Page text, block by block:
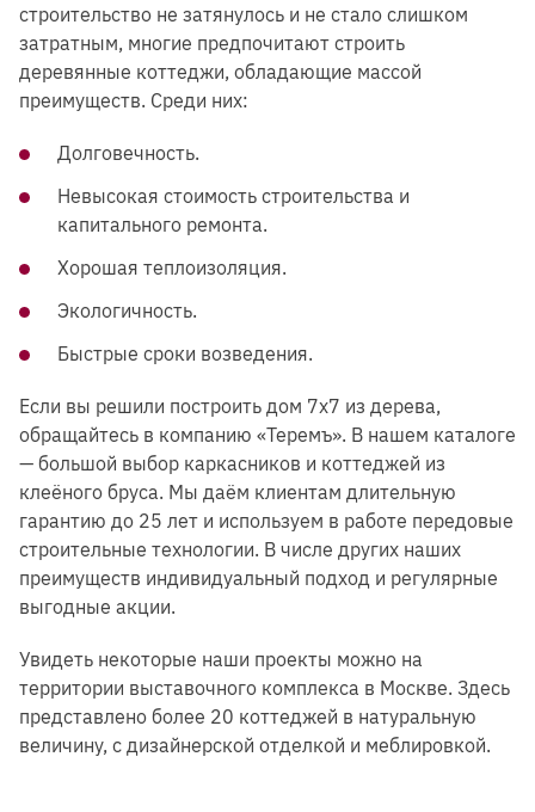
строительство не затянулось и не стало слишком
затратным, многие предпочитают строить
деревянные коттеджи, обладающие массой
преимуществ. Среди них:
Долговечность.
Невысокая стоимость строительства и
капитального ремонта.
Хорошая теплоизоляция.
Экологичность.
Быстрые сроки возведения.
Если вы решили построить дом 7х7 из дерева,
обращайтесь в компанию «Теремъ». В нашем каталоге
— большой выбор каркасников и коттеджей из
клеёного бруса. Мы даём клиентам длительную
гарантию до 25 лет и используем в работе передовые
строительные технологии. В числе других наших
преимуществ индивидуальный подход и регулярные
выгодные акции.
Увидеть некоторые наши проекты можно на
территории выставочного комплекса в Москве. Здесь
представлено более 20 коттеджей в натуральную
величину, с дизайнерской отделкой и меблировкой.